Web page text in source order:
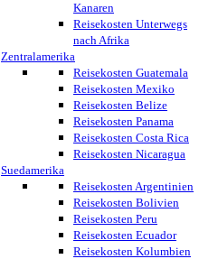
Kanaren
Reisekosten Unterwegs
nach Afrika
Zentralamerika
Reisekosten Guatemala
Reisekosten Mexiko
Reisekosten Belize
Reisekosten Panama
Reisekosten Costa Rica
Reisekosten Nicaragua
Suedamerika
Reisekosten Argentinien
Reisekosten Bolivien
Reisekosten Peru
Reisekosten Ecuador
Reisekosten Kolumbien